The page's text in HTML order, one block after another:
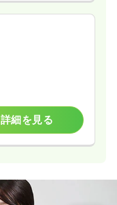
詳細を見る